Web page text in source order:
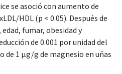
se asoció con aumento de
HDL (p < 0.05). Después de
fumar, obesidad y
de 0.001 por unidad del
de 1 µg/g de magnesio en uñas